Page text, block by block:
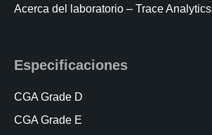
Acerca del laboratorio – Trace Analytics
Especificaciones
CGA Grade D
CGA Grade E